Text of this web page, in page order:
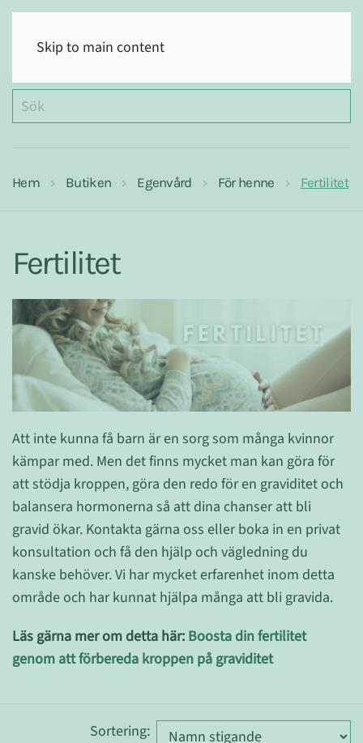
Skip to main content
Hem Butiken Egenvård För henne Fertilitet
Fertilitet
Att inte kunna få barn är en sorg som många kvinnor
kämpar med. Men det finns mycket man kan göra för
att stödja kroppen, göra den redo för en graviditet och
balansera hormonerna så att dina chanser att bli
gravid ökar. Kontakta gärna oss eller boka in en privat
konsultation och få den hjälp och vägledning du
kanske behöver. Vi har mycket erfarenhet inom detta
område och har kunnat hjälpa många att bli gravida.
Läs gärna mer om detta här: Boosta din fertilitet
genom att förbereda kroppen på graviditet
Sortering: